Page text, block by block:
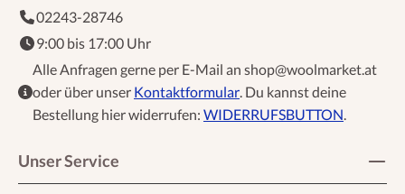
02243-28746
9:00 bis 17:00 Uhr
Alle Anfragen gerne per E-Mail an shop@woolmarket.at
oder über unser Kontaktformular. Du kannst deine
Bestellung hier widerrufen: WIDERRUFSBUTTON.
Unser Service